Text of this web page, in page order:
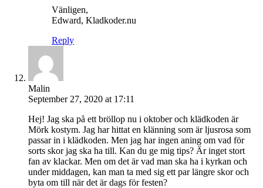
Vänligen,
Edward, Kladkoder.nu
Reply
Malin
September 27, 2020 at 17:11
Hej! Jag ska på ett bröllop nu i oktober och klädkoden är
Mörk kostym. Jag har hittat en klänning som är ljusrosa som
passar in i klädkoden. Men jag har ingen aning om vad för
sorts skor jag ska ha till. Kan du ge mig tips? Är inget stort
fan av klackar. Men om det är vad man ska ha i kyrkan och
under middagen, kan man ta med sig ett par längre skor och
byta om till när det är dags för festen?